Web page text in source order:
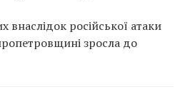
внаслідок російської атаки
зросла до